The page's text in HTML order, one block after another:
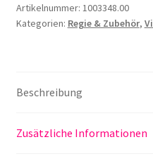
Artikelnummer: 1003348.00
Kategorien: Regie & Zubehör,
Beschreibung
Zusätzliche Informationen